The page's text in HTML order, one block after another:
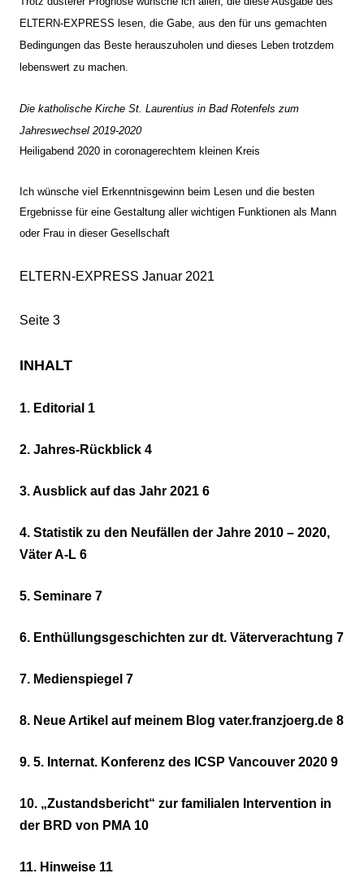
ELTERN-EXPRESS lesen, die Gabe, aus den für uns gemachten
Bedingungen das Beste herauszuholen und dieses Leben trotzdem
lebenswert zu machen.
Die katholische Kirche St. Laurentius in Bad Rotenfels zum
Jahreswechsel 2019-2020
Heiligabend 2020 in coronagerechtem kleinen Kreis
Ich wünsche viel Erkenntnisgewinn beim Lesen und die besten
Ergebnisse für eine Gestaltung aller wichtigen Funktionen als Mann
oder Frau in dieser Gesellschaft
ELTERN-EXPRESS Januar 2021
Seite 3
INHALT
1. Editorial 1
2. Jahres-Rückblick 4
3. Ausblick auf das Jahr 2021 6
4. Statistik zu den Neufällen der Jahre 2010 – 2020,
Väter A-L 6
5. Seminare 7
6. Enthüllungsgeschichten zur dt. Väterverachtung 7
7. Medienspiegel 7
8. Neue Artikel auf meinem Blog vater.franzjoerg.de 8
9. 5. Internat. Konferenz des ICSP Vancouver 2020 9
10. „Zustandsbericht“ zur familialen Intervention in
der BRD von PMA 10
11. Hinweise 11